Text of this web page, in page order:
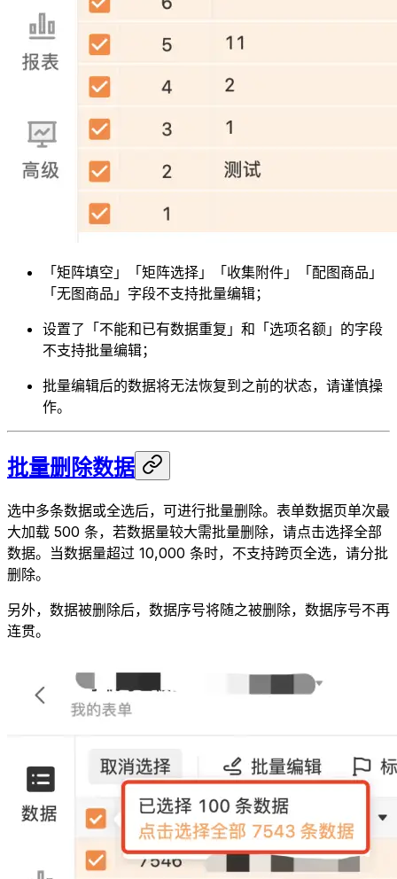
「矩阵填空」「矩阵选择」「收集附件」「配图商品」
「无图商品」字段不支持批量编辑；
设置了「不能和已有数据重复」和「选项名额」的字段
不支持批量编辑；
批量编辑后的数据将无法恢复到之前的状态，请谨慎操
作。
批量删除数据
选中多条数据或全选后，可进行批量删除。表单数据页单次最
大加载 500 条，若数据量较大需批量删除，请点击选择全部
数据。当数据量超过 10,000 条时，不支持跨页全选，请分批
删除。
另外，数据被删除后，数据序号将随之被删除，数据序号不再
连贯。